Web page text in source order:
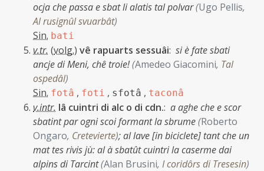
ocja che passa e sbat li alatis tal polvar(Ugo Pellis,
Al rusignûl svuarbât)
Sin. bati
v.tr. (volg.) vê rapuarts sessuâi: si è fate sbati
ancje di Meni, chê troie!(Amedeo Giacomini, Tal
ospedâl)
Sin. fotâ , foti , sfotâ , taconâ
v.intr. lâ cuintri di alc o di cdn.: a aghe che e scor
sbatint par ogni scoi formant la sbrume(Roberto
Ongaro, Cretevierte);al lave [in biciclete] tant che un
mat tes rivis jù: al à sbatût cuintri la caserme dai
alpins di Tarcint(Alan Brusini, I coridôrs di Tresesin)